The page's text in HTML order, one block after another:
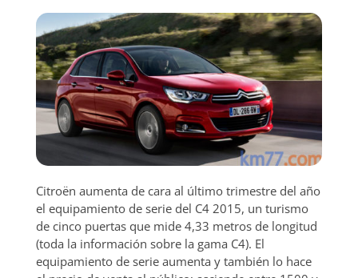
Citroën aumenta de cara al último trimestre del año
el equipamiento de serie del C4 2015, un turismo
de cinco puertas que mide 4,33 metros de longitud
(toda la información sobre la gama C4). El
equipamiento de serie aumenta y también lo hace